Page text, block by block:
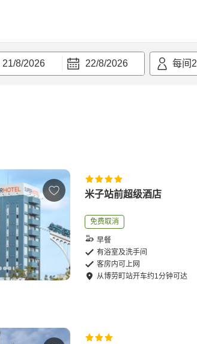
21/8/2026 22/8/2026 每间 2
米子站前超级酒店
免费取消
早餐
有浴室及洗手间
客房内可上网
从博劳町站开车约1分钟可达